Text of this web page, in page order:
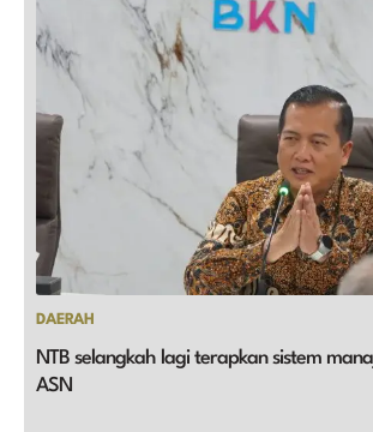
DAERAH
NTB selangkah lagi terapkan sistem
ASN